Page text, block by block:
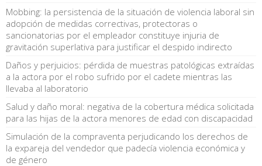
Mobbing: la persistencia de la situación de violencia laboral sin
adopción de medidas correctivas, protectoras o
sancionatorias por el empleador constituye injuria de
gravitación superlativa para justificar el despido indirecto
Daños y perjuicios: pérdida de muestras patológicas extraídas
a la actora por el robo sufrido por el cadete mientras las
llevaba al laboratorio
Salud y daño moral: negativa de la cobertura médica solicitada
para las hijas de la actora menores de edad con discapacidad
Simulación de la compraventa perjudicando los derechos de
la expareja del vendedor que padecía violencia económica y
de género